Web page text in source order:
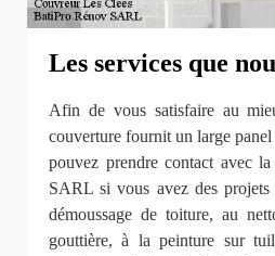
Les services que
Afin de vous satisfaire au
couverture fournit un large
pouvez prendre contact avec
SARL si vous avez des
démoussage de toiture, au
gouttière, à la peinture sur